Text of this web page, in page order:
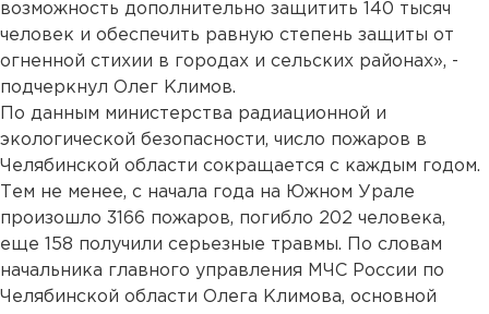
возможность дополнительно защитить 140 тысяч
человек и обеспечить равную степень защиты от
огненной стихии в городах и сельских районах», -
подчеркнул Олег Климов.
По данным министерства радиационной и
экологической безопасности, число пожаров в
Челябинской области сокращается с каждым годом.
Тем не менее, с начала года на Южном Урале
произошло 3166 пожаров, погибло 202 человека,
еще 158 получили серьезные травмы. По словам
начальника главного управления МЧС России по
Челябинской области Олега Климова, основной